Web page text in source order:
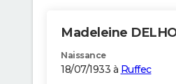
Madeleine
Naissance
18/07/1933 à Ruffec